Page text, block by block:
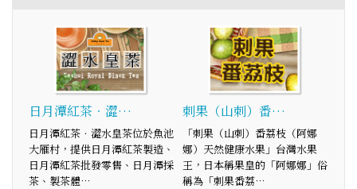
日月潭紅茶．澀…
日月潭紅茶．澀水皇茶位於魚池
大雁村，提供日月潭紅茶製造、
日月潭紅茶批發零售、日月潭採
茶、製茶體…
刺果（山刺）番…
「刺果（山刺）番荔枝（阿娜
娜）天然健康水果」台灣水果
王，日本稱果皇的「阿娜娜」俗
稱為「刺果番荔…